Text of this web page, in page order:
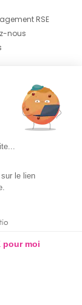
RSE
nous
le lien
pour moi